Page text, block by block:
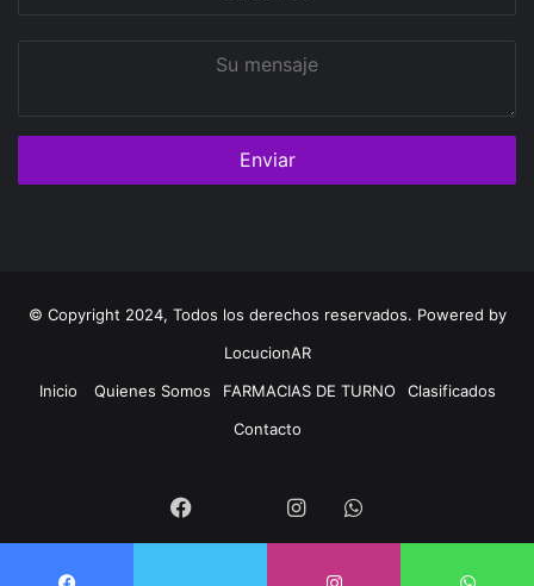
© Copyright 2024, Todos los derechos reservados. Powered by
LocucionAR
Inicio
Quienes Somos FARMACIAS DE TURNO
Clasificados
Contacto
Facebook InstagramWhatsapp